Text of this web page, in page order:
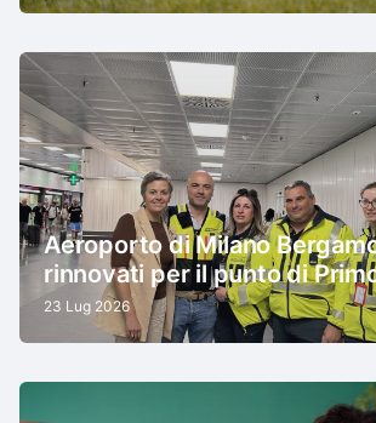
Aeroporto di Milano
rinnovati per il punto di
23 Lug 2026